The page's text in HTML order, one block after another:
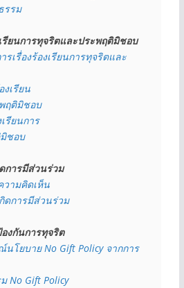
รรม
รียนการทุจริตและประพฤติมิชอบ
เรื่องร้องเรียนการทุจริตและ
งเรียน
พฤติมิชอบ
รียนการ
มิชอบ
การมีส่วนร่วม
วามคิดเห็น
ดการมีส่วนร่วม
งกันการทุจริต
โยบาย No Gift Policy จากการ
No Gift Policy